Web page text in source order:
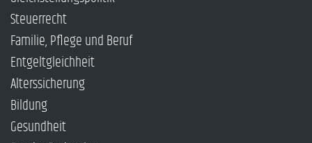
Steuerrecht
Familie, Pflege und Beruf
Entgeltgleichheit
Alterssicherung
Bildung
Gesundheit